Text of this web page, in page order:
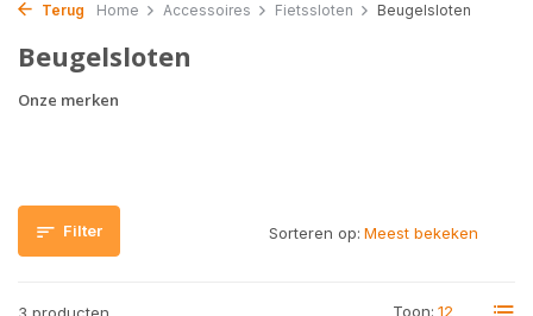
Terug Home Accessoires Fietssloten Beugelsloten
Beugelsloten
Onze merken
Filter
Toon:
Sorteren op: